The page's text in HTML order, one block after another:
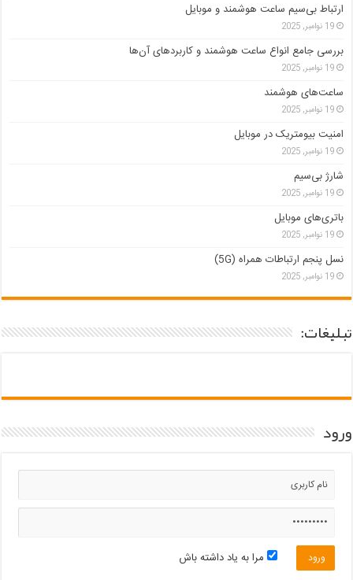
ارتباط بی‌سیم ساعت هوشمند و موبایل
19 نوامبر, 2025
بررسی جامع انواع ساعت هوشمند و کاربردهای آن‌ها
19 نوامبر, 2025
ساعت‌های هوشمند
19 نوامبر, 2025
امنیت بیومتریک در موبایل
19 نوامبر, 2025
شارژ بی‌سیم
19 نوامبر, 2025
باتری‌های موبایل
19 نوامبر, 2025
نسل پنجم ارتباطات همراه (5G)
19 نوامبر, 2025
تبلیغات:
ورود
مرا به یاد داشته باش